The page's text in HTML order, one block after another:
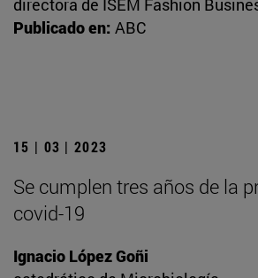
directora de ISEM Fashion
Publicado en: ABC
15 | 03 | 2023
Se cumplen tres años de la
covid-19
Ignacio López Goñi